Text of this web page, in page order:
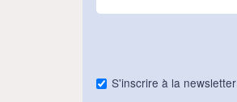
S'inscrire à la newsletter